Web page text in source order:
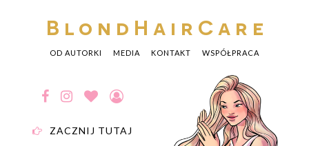
BlondHairCare
OD AUTORKI MEDIA KONTAKT WSPÓŁPRACA
ZACZNIJ TUTAJ